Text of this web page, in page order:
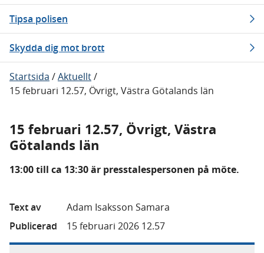
Tipsa polisen
Skydda dig mot brott
Startsida /Aktuellt/
15 februari 12.57, Övrigt, Västra Götalands län
15 februari 12.57, Övrigt, Västra
Götalands län
13:00 till ca 13:30 är presstalespersonen på möte.
Text av
Adam Isaksson Samara
Publicerad
15 februari 2026 12.57